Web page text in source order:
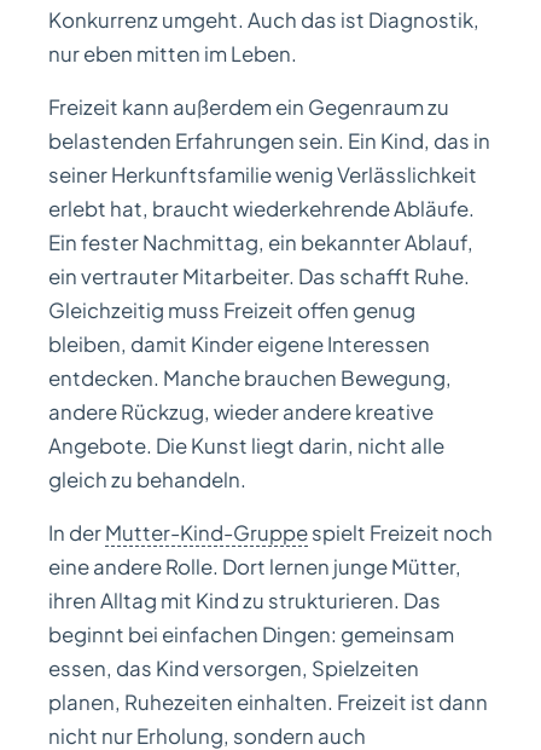
Konkurrenz umgeht. Auch das ist Diagnostik,
nur eben mitten im Leben.
Freizeit kann außerdem ein Gegenraum zu
belastenden Erfahrungen sein. Ein Kind, das in
seiner Herkunftsfamilie wenig Verlässlichkeit
erlebt hat, braucht wiederkehrende Abläufe.
Ein fester Nachmittag, ein bekannter Ablauf,
ein vertrauter Mitarbeiter. Das schafft Ruhe.
Gleichzeitig muss Freizeit offen genug
bleiben, damit Kinder eigene Interessen
entdecken. Manche brauchen Bewegung,
andere Rückzug, wieder andere kreative
Angebote. Die Kunst liegt darin, nicht alle
gleich zu behandeln.
In derMutter-Kind-Gruppespielt Freizeit noch
eine andere Rolle. Dort lernen junge Mütter,
ihren Alltag mit Kind zu strukturieren. Das
beginnt bei einfachen Dingen: gemeinsam
essen, das Kind versorgen, Spielzeiten
planen, Ruhezeiten einhalten. Freizeit ist dann
nicht nur Erholung, sondern auch